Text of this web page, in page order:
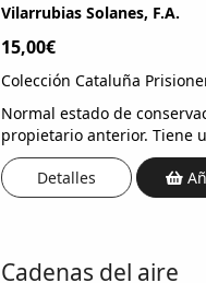
Vilarrubias Solanes, F.A.
15,00€
Colección Cataluña
Normal estado de
propietario anterior. Tiene
Detalles
Cadenas del aire